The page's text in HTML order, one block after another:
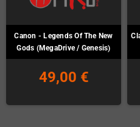
Canon - Legends Of The New
Gods (MegaDrive / Genesis)
49,00 €